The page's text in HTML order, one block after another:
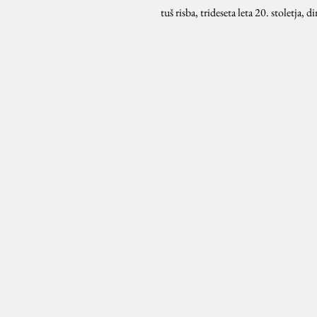
tuš risba, trideseta leta 20. stoletja,